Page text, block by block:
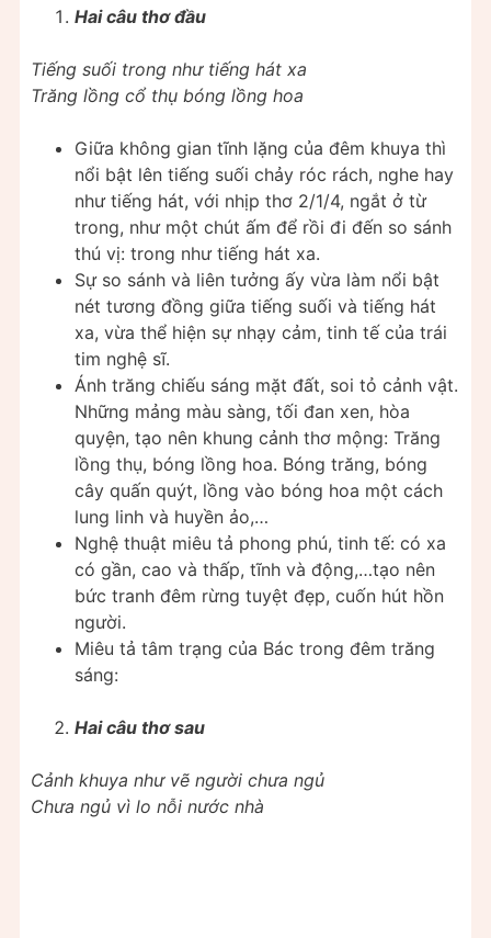
Hai câu thơ đầu
Tiếng suối trong như tiếng hát xa
Trăng lồng cổ thụ bóng lồng hoa
Giữa không gian tĩnh lặng của đêm khuya thì
nổi bật lên tiếng suối chảy róc rách, nghe hay
như tiếng hát, với nhịp thơ 2/1/4, ngắt ở từ
trong, như một chút ấm để rồi đi đến so sánh
thú vị: trong như tiếng hát xa.
Sự so sánh và liên tưởng ấy vừa làm nổi bật
nét tương đồng giữa tiếng suối và tiếng hát
xa, vừa thể hiện sự nhạy cảm, tinh tế của trái
tim nghệ sĩ.
Ánh trăng chiếu sáng mặt đất, soi tỏ cảnh vật.
Những mảng màu sàng, tối đan xen, hòa
quyện, tạo nên khung cảnh thơ mộng: Trăng
lồng thụ, bóng lồng hoa. Bóng trăng, bóng
cây quấn quýt, lồng vào bóng hoa một cách
lung linh và huyền ảo,…
Nghệ thuật miêu tả phong phú, tinh tế: có xa
có gần, cao và thấp, tĩnh và động,…tạo nên
bức tranh đêm rừng tuyệt đẹp, cuốn hút hồn
người.
Miêu tả tâm trạng của Bác trong đêm trăng
sáng:
Hai câu thơ sau
Cảnh khuya như vẽ người chưa ngủ
Chưa ngủ vì lo nỗi nước nhà